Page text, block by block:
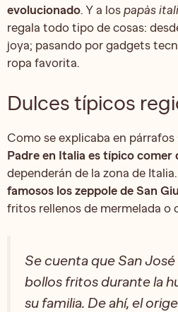
evolucionado. Y a los papàs
regala todo tipo de cosas:
joya; pasando por gadgets
ropa favorita.
Dulces típicos
Como se explicaba en párrafos
Padre en Italia es típico comer
dependerán de la zona de
famosos los zeppole de San
fritos rellenos de mermelada o
Se cuenta que San
bollos fritos durante la
su familia. De ahí, el